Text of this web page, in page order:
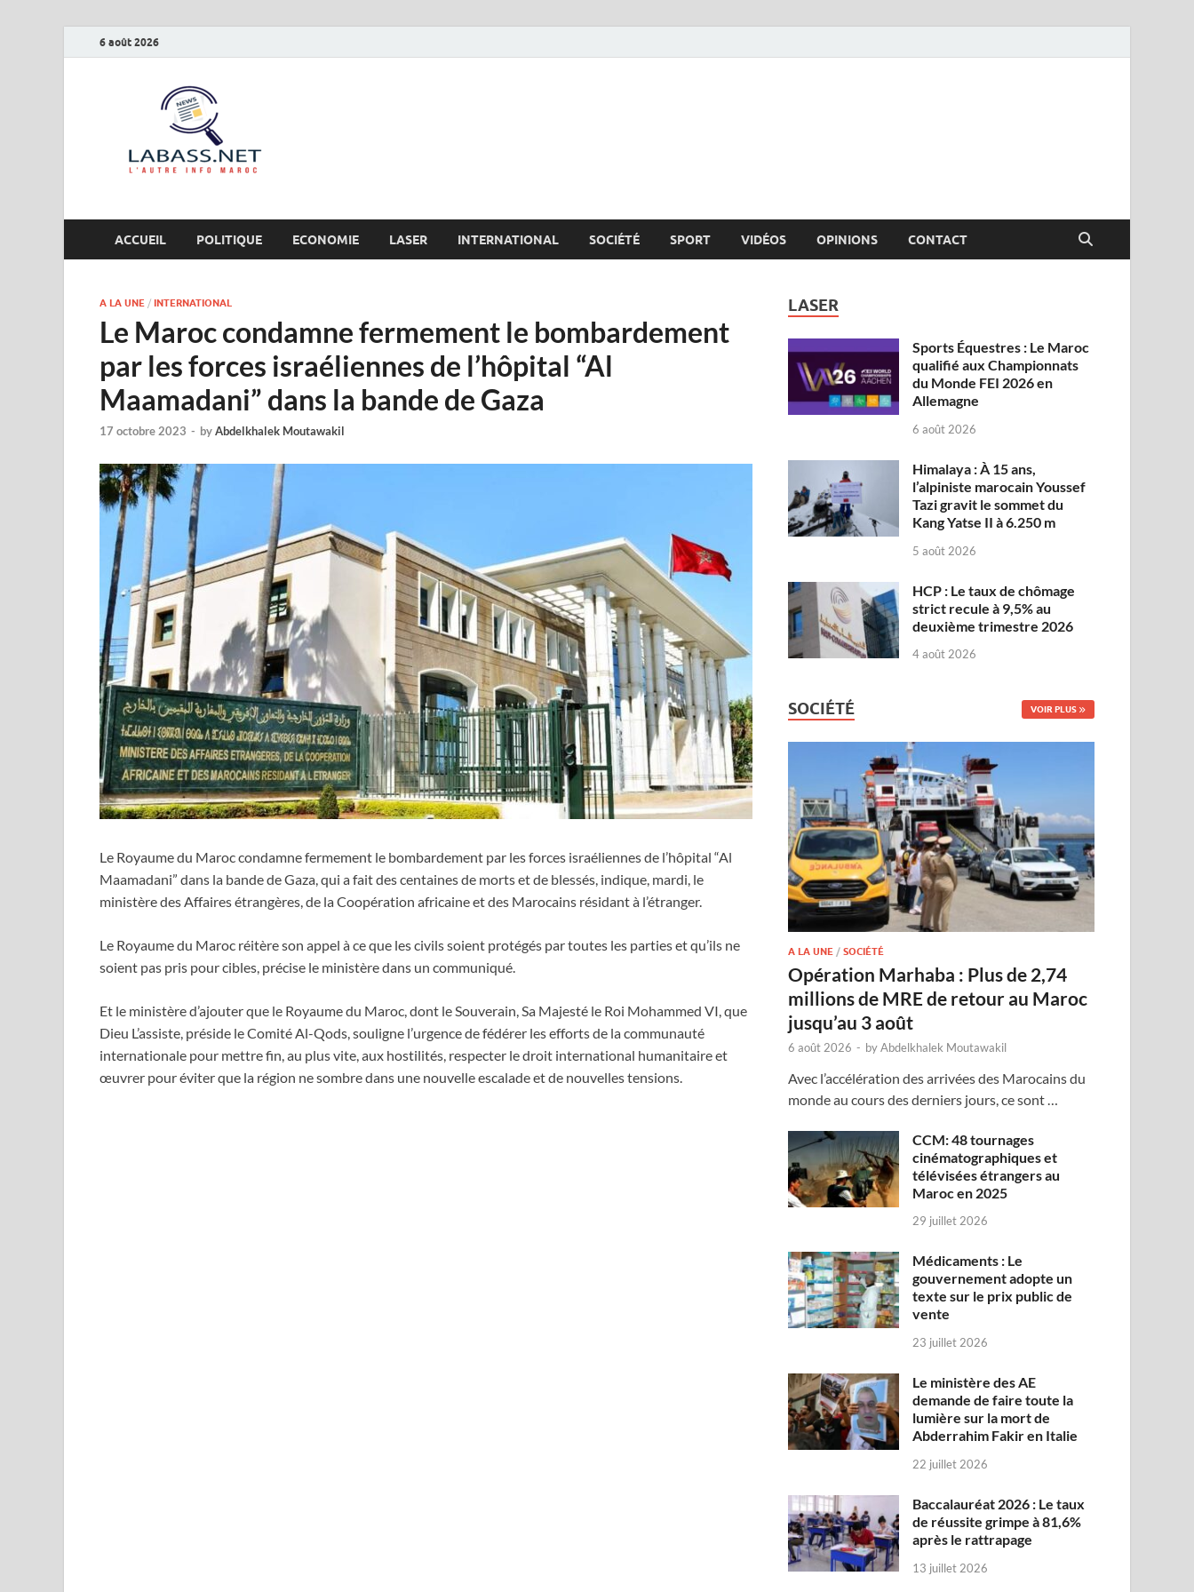
6 août 2026
ACCUEIL POLITIQUE ECONOMIE LASER INTERNATIONAL SOCIÉTÉ SPORT VIDÉOS OPINIONS CONTACT
A LA UNE / INTERNATIONAL
Le Maroc condamne fermement le bombardement
par les forces israéliennes de l’hôpital “Al
Maamadani” dans la bande de Gaza
17 octobre 2023 - byAbdelkhalek Moutawakil
Le Royaume du Maroc condamne fermement le bombardement par les forces israéliennes de l’hôpital “Al
Maamadani” dans la bande de Gaza, qui a fait des centaines de morts et de blessés, indique, mardi, le
ministère des Affaires étrangères, de la Coopération africaine et des Marocains résidant à l’étranger.
Le Royaume du Maroc réitère son appel à ce que les civils soient protégés par toutes les parties et qu’ils ne
soient pas pris pour cibles, précise le ministère dans un communiqué.
Et le ministère d’ajouter que le Royaume du Maroc, dont le Souverain, Sa Majesté le Roi Mohammed VI, que
Dieu L’assiste, préside le Comité Al-Qods, souligne l’urgence de fédérer les efforts de la communauté
internationale pour mettre fin, au plus vite, aux hostilités, respecter le droit international humanitaire et
œuvrer pour éviter que la région ne sombre dans une nouvelle escalade et de nouvelles tensions.
LASER
Sports Équestres : Le Maroc
qualifié aux Championnats
du Monde FEI 2026 en
Allemagne
6 août 2026
Himalaya : À 15 ans,
l’alpiniste marocain Youssef
Tazi gravit le sommet du
Kang Yatse II à 6.250 m
5 août 2026
HCP : Le taux de chômage
strict recule à 9,5% au
deuxième trimestre 2026
4 août 2026
SOCIÉTÉ VOIR PLUS
A LA UNE /SOCIÉTÉ
Opération Marhaba : Plus de 2,74
millions de MRE de retour au Maroc
jusqu’au 3 août
6 août 2026 - byAbdelkhalek Moutawakil
Avec l’accélération des arrivées des Marocains du
monde au cours des derniers jours, ce sont …
CCM: 48 tournages
cinématographiques et
télévisées étrangers au
Maroc en 2025
29 juillet 2026
Médicaments : Le
gouvernement adopte un
texte sur le prix public de
vente
23 juillet 2026
Le ministère des AE
demande de faire toute la
lumière sur la mort de
Abderrahim Fakir en Italie
22 juillet 2026
Baccalauréat 2026 : Le taux
de réussite grimpe à 81,6%
après le rattrapage
13 juillet 2026